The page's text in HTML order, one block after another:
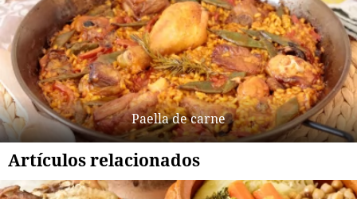
Paella de carne
Artículos relacionados